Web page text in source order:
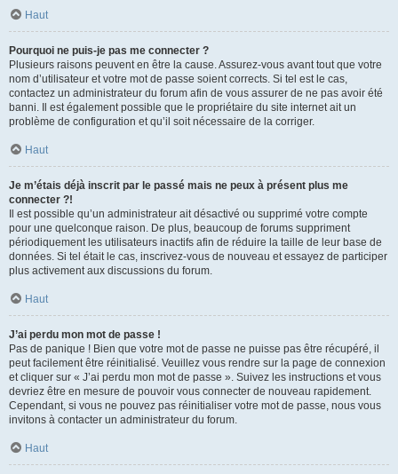
Haut
Pourquoi ne puis-je pas me connecter ?
Plusieurs raisons peuvent en être la cause. Assurez-vous avant tout que votre
nom d’utilisateur et votre mot de passe soient corrects. Si tel est le cas,
contactez un administrateur du forum afin de vous assurer de ne pas avoir été
banni. Il est également possible que le propriétaire du site internet ait un
problème de configuration et qu’il soit nécessaire de la corriger.
Haut
Je m’étais déjà inscrit par le passé mais ne peux à présent plus me
connecter ?!
Il est possible qu’un administrateur ait désactivé ou supprimé votre compte
pour une quelconque raison. De plus, beaucoup de forums suppriment
périodiquement les utilisateurs inactifs afin de réduire la taille de leur base de
données. Si tel était le cas, inscrivez-vous de nouveau et essayez de participer
plus activement aux discussions du forum.
Haut
J’ai perdu mon mot de passe !
Pas de panique ! Bien que votre mot de passe ne puisse pas être récupéré, il
peut facilement être réinitialisé. Veuillez vous rendre sur la page de connexion
et cliquer sur « J’ai perdu mon mot de passe ». Suivez les instructions et vous
devriez être en mesure de pouvoir vous connecter de nouveau rapidement.
Cependant, si vous ne pouvez pas réinitialiser votre mot de passe, nous vous
invitons à contacter un administrateur du forum.
Haut